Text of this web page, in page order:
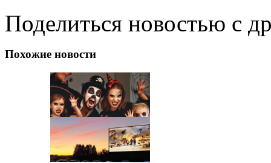
Поделиться новостью с
Похожие новости